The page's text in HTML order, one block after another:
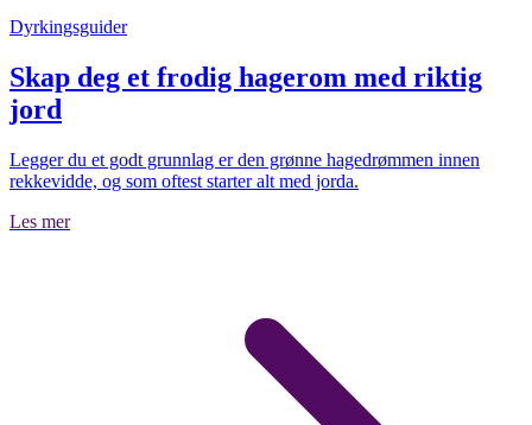
Dyrkingsguider
Skap deg et frodig hagerom med riktig
jord
Legger du et godt grunnlag er den grønne hagedrømmen innen
rekkevidde, og som oftest starter alt med jorda.
Les mer